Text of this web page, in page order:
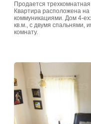
Продается
Квартира расположена
коммуникациями. Дом 4-
кв.м., с двумя спальнями,
комнату.